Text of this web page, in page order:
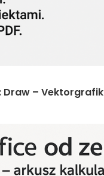
Draw – Vektorgrafik